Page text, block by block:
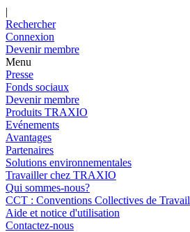
|
Rechercher
Connexion
Devenir membre
Menu
Presse
Fonds sociaux
Devenir membre
Produits TRAXIO
Evénements
Avantages
Partenaires
Solutions environnementales
Travailler chez TRAXIO
Qui sommes-nous?
CCT : Conventions Collectives de Travail
Aide et notice d'utilisation
Contactez-nous